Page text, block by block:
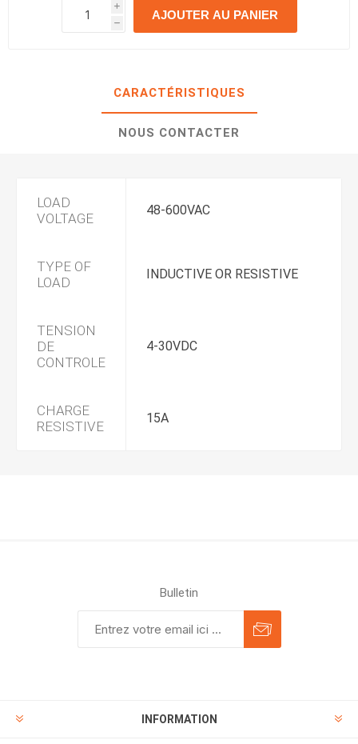
i
h
h
AJOUTER AU PANIER
CARACTÉRISTIQUES
NOUS CONTACTER
LOAD
VOLTAGE
48-600VAC
TYPE OF
LOAD
INDUCTIVE OR RESISTIVE
TENSION
DE
CONTROLE
4-30VDC
CHARGE
RESISTIVE
15A
Bulletin
INFORMATION